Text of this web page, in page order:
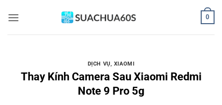
qua
0
DỊCH VỤ, XIAOMI
Thay Kính Camera Sau Xiaomi Redmi
Note 9 Pro 5g